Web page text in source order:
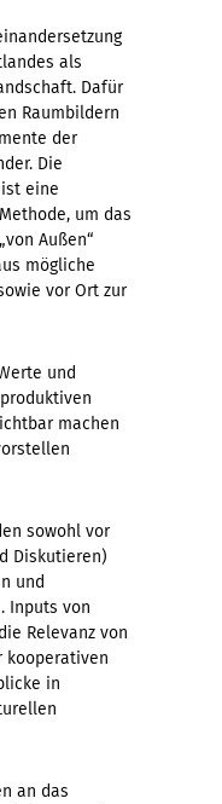
als
Dafür
Raumbildern
der
Die
eine
um das
Außen“
mögliche
vor Ort zur
und
machen
sowohl vor
Diskutieren)
und
Inputs von
Relevanz von
kooperativen
in
an das